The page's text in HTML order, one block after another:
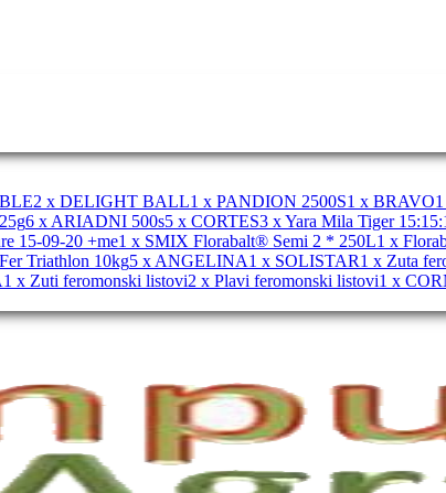
2 x DELIGHT BALL1 x PANDION 2500S1 x BRAVO
6 x ARIADNI 500s5 x CORTES3 x Yara Mila Tiger
15-09-20 +me1 x SMIX Florabalt® Semi 2 * 250L1 x
Triathlon 10kg5 x ANGELINA1 x SOLISTAR1 x Zuta
1 x Zuti feromonski listovi2 x Plavi feromonski listovi1 x